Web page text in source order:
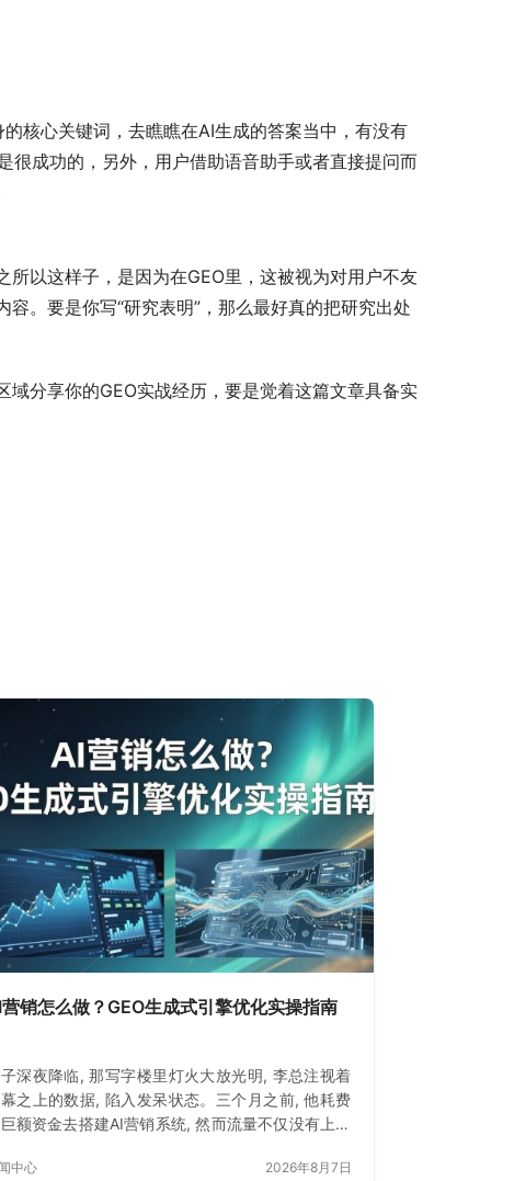
核心关键词，去瞧瞧在AI生成的答案当中，有没有
很成功的，另外，用户借助语音助手或者直接提问而
以这样子，是因为在GEO里，这被视为对用户不友
。要是你写“研究表明”，那么最好真的把研究出处
分享你的GEO实战经历，要是觉着这篇文章具备实
销怎么做？GEO生成式引擎优化实操指南
深夜降临, 那写字楼里灯火大放光明, 李总注视着
之上的数据, 陷入发呆状态。三个月之前, 他耗费
额资金去搭建AI营销系统, 然而流量不仅没有上升
中心 2026年8月7日